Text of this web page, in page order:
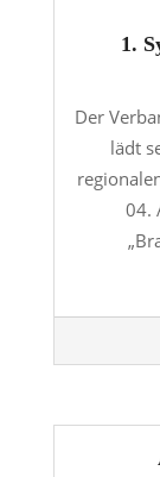
1.
Der
lädt
04.